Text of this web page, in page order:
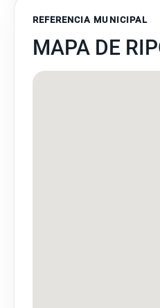
REFERENCIA MUNICIPAL
MAPA DE